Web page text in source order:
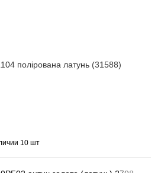
полірована латунь (31588)
10 шт